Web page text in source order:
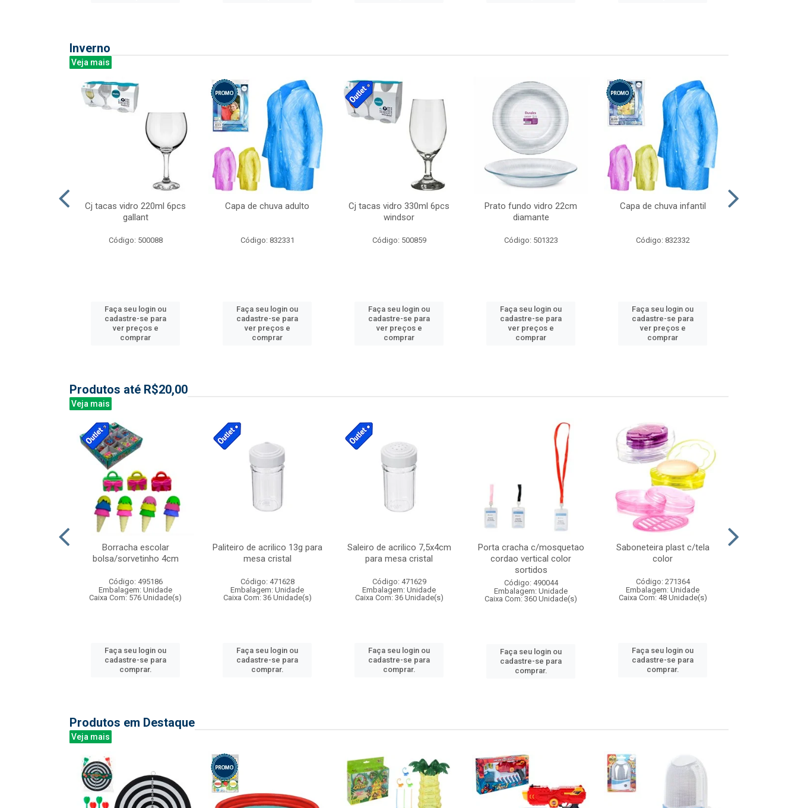
Inverno
Veja mais
Cj tacas vidro 220ml 6pcs
gallant
Código: 500088
Faça seu login ou
cadastre-se para
ver preços e
comprar
Capa de chuva adulto
Código: 832331
Faça seu login ou
cadastre-se para
ver preços e
comprar
Cj tacas vidro 330ml 6pcs
windsor
Código: 500859
Faça seu login ou
cadastre-se para
ver preços e
comprar
Prato fundo vidro 22cm
diamante
Código: 501323
Faça seu login ou
cadastre-se para
ver preços e
comprar
Capa de chuva infantil
Código: 832332
Faça seu login ou
cadastre-se para
ver preços e
comprar
Produtos até R$20,00
Veja mais
Borracha escolar
bolsa/sorvetinho 4cm
Código: 495186
Embalagem: Unidade
Caixa Com: 576 Unidade(s)
Faça seu login ou
cadastre-se para
comprar.
Paliteiro de acrilico 13g para
mesa cristal
Código: 471628
Embalagem: Unidade
Caixa Com: 36 Unidade(s)
Faça seu login ou
cadastre-se para
comprar.
Saleiro de acrilico 7,5x4cm
para mesa cristal
Código: 471629
Embalagem: Unidade
Caixa Com: 36 Unidade(s)
Faça seu login ou
cadastre-se para
comprar.
Porta cracha c/mosquetao
cordao vertical color
sortidos
Código: 490044
Embalagem: Unidade
Caixa Com: 360 Unidade(s)
Faça seu login ou
cadastre-se para
comprar.
Saboneteira plast c/tela
color
Código: 271364
Embalagem: Unidade
Caixa Com: 48 Unidade(s)
Faça seu login ou
cadastre-se para
comprar.
Produtos em Destaque
Veja mais